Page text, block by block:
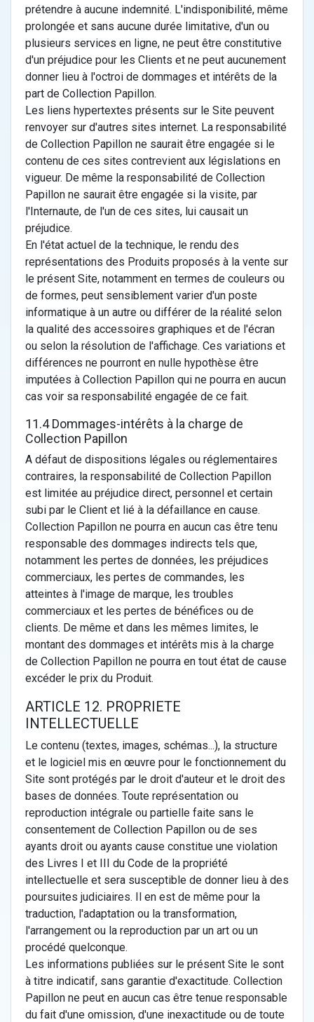
prétendre à aucune indemnité. L'indisponibilité, même
prolongée et sans aucune durée limitative, d'un ou
plusieurs services en ligne, ne peut être constitutive
d'un préjudice pour les Clients et ne peut aucunement
donner lieu à l'octroi de dommages et intérêts de la
part de Collection Papillon.
Les liens hypertextes présents sur le Site peuvent
renvoyer sur d'autres sites internet. La responsabilité
de Collection Papillon ne saurait être engagée si le
contenu de ces sites contrevient aux législations en
vigueur. De même la responsabilité de Collection
Papillon ne saurait être engagée si la visite, par
l'Internaute, de l'un de ces sites, lui causait un
préjudice.
En l'état actuel de la technique, le rendu des
représentations des Produits proposés à la vente sur
le présent Site, notamment en termes de couleurs ou
de formes, peut sensiblement varier d'un poste
informatique à un autre ou différer de la réalité selon
la qualité des accessoires graphiques et de l'écran
ou selon la résolution de l'affichage. Ces variations et
différences ne pourront en nulle hypothèse être
imputées à Collection Papillon qui ne pourra en aucun
cas voir sa responsabilité engagée de ce fait.
11.4 Dommages-intérêts à la charge de
Collection Papillon
A défaut de dispositions légales ou réglementaires
contraires, la responsabilité de Collection Papillon
est limitée au préjudice direct, personnel et certain
subi par le Client et lié à la défaillance en cause.
Collection Papillon ne pourra en aucun cas être tenu
responsable des dommages indirects tels que,
notamment les pertes de données, les préjudices
commerciaux, les pertes de commandes, les
atteintes à l'image de marque, les troubles
commerciaux et les pertes de bénéfices ou de
clients. De même et dans les mêmes limites, le
montant des dommages et intérêts mis à la charge
de Collection Papillon ne pourra en tout état de cause
excéder le prix du Produit.
ARTICLE 12. PROPRIETE
INTELLECTUELLE
Le contenu (textes, images, schémas...), la structure
et le logiciel mis en œuvre pour le fonctionnement du
Site sont protégés par le droit d'auteur et le droit des
bases de données. Toute représentation ou
reproduction intégrale ou partielle faite sans le
consentement de Collection Papillon ou de ses
ayants droit ou ayants cause constitue une violation
des Livres I et III du Code de la propriété
intellectuelle et sera susceptible de donner lieu à des
poursuites judiciaires. Il en est de même pour la
traduction, l'adaptation ou la transformation,
l'arrangement ou la reproduction par un art ou un
procédé quelconque.
Les informations publiées sur le présent Site le sont
à titre indicatif, sans garantie d'exactitude. Collection
Papillon ne peut en aucun cas être tenue responsable
du fait d'une omission, d'une inexactitude ou de toute